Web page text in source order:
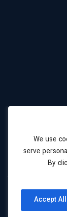
We use
serve
By
Accept All
نقشه
سایت
حریم
خصوصی